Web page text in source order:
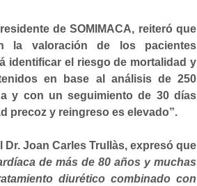
de SOMIMACA, reiteró que
la valoración de los pacientes
identificar el riesgo de mortalidad y
en base al análisis de 250
y con un seguimiento de 30 días
precoz y reingreso es elevado”.
Dr. Joan Carles Trullàs, expresó que
de más de 80 años y muchas
diurético combinado con